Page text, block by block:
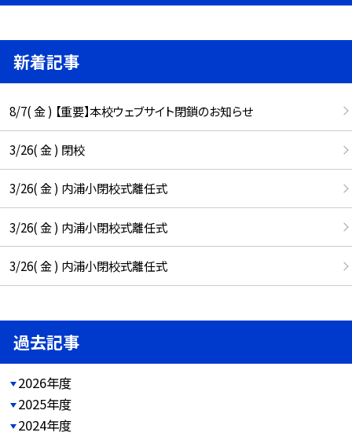
新着記事
8/7( 金 ) 【重要】本校ウェブサイト閉鎖のお知らせ
3/26( 金 ) 閉校
3/26( 金 ) 内浦小閉校式離任式
3/26( 金 ) 内浦小閉校式離任式
3/26( 金 ) 内浦小閉校式離任式
過去記事
2026年度
2025年度
2024年度